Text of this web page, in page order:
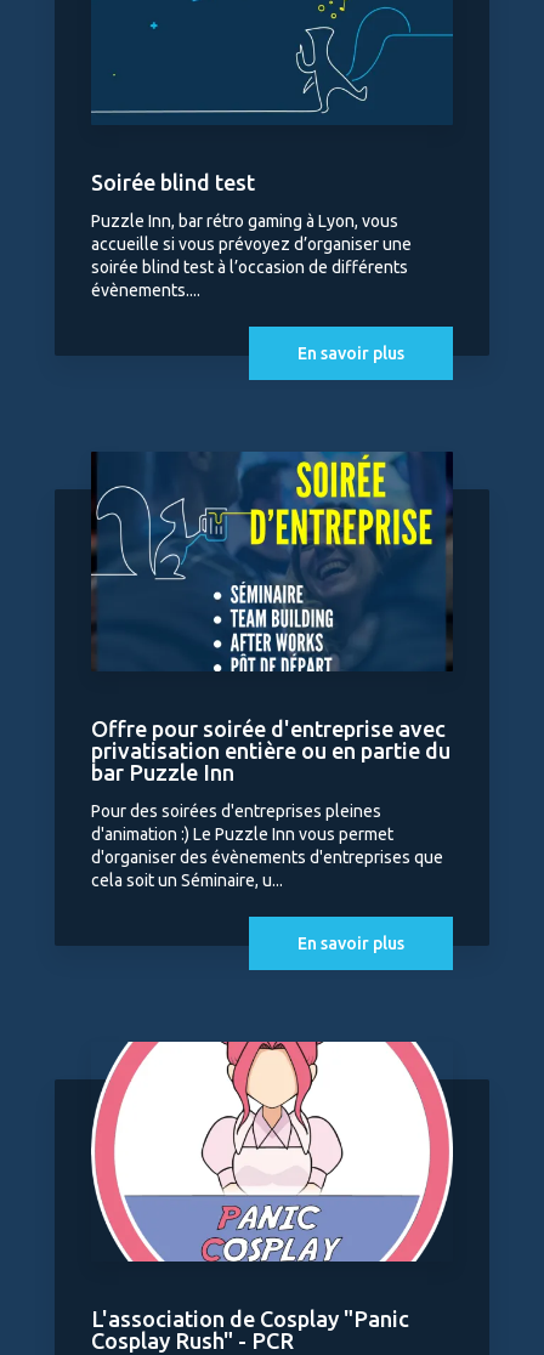
Soirée blind test
Puzzle Inn, bar rétro gaming à Lyon, vous
accueille si vous prévoyez d’organiser une
soirée blind test à l’occasion de différents
évènements....
En savoir plus
Offre pour soirée d'entreprise avec
privatisation entière ou en partie du
bar Puzzle Inn
Pour des soirées d'entreprises pleines
d'animation :) Le Puzzle Inn vous permet
d'organiser des évènements d'entreprises que
cela soit un Séminaire, u...
En savoir plus
L'association de Cosplay "Panic
Cosplay Rush" - PCR